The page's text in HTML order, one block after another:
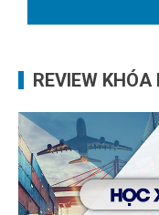
REVIEW